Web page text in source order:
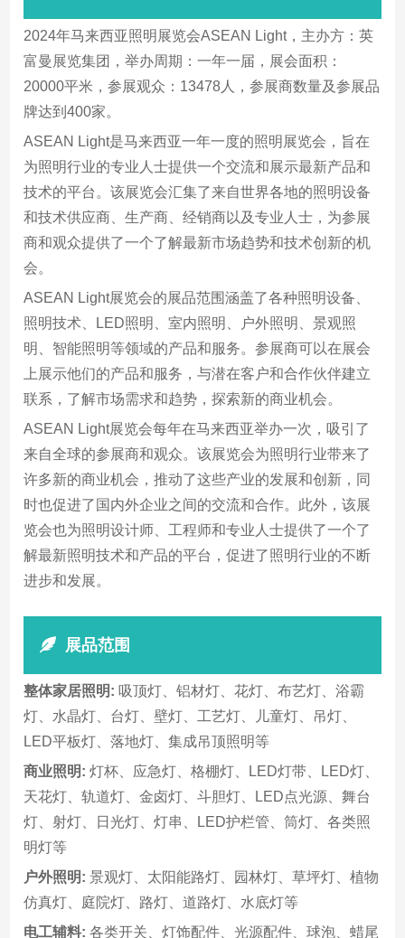
2024年马来西亚照明展览会ASEAN Light，主办方：英
富曼展览集团，举办周期：一年一届，展会面积：
20000平米，参展观众：13478人，参展商数量及参展品
牌达到400家。
ASEAN Light是马来西亚一年一度的照明展览会，旨在
为照明行业的专业人士提供一个交流和展示最新产品和
技术的平台。该展览会汇集了来自世界各地的照明设备
和技术供应商、生产商、经销商以及专业人士，为参展
商和观众提供了一个了解最新市场趋势和技术创新的机
会。
ASEAN Light展览会的展品范围涵盖了各种照明设备、
照明技术、LED照明、室内照明、户外照明、景观照
明、智能照明等领域的产品和服务。参展商可以在展会
上展示他们的产品和服务，与潜在客户和合作伙伴建立
联系，了解市场需求和趋势，探索新的商业机会。
ASEAN Light展览会每年在马来西亚举办一次，吸引了
来自全球的参展商和观众。该展览会为照明行业带来了
许多新的商业机会，推动了这些产业的发展和创新，同
时也促进了国内外企业之间的交流和合作。此外，该展
览会也为照明设计师、工程师和专业人士提供了一个了
解最新照明技术和产品的平台，促进了照明行业的不断
进步和发展。
展品范围
整体家居照明: 吸顶灯、铝材灯、花灯、布艺灯、浴霸
灯、水晶灯、台灯、壁灯、工艺灯、儿童灯、吊灯、
LED平板灯、落地灯、集成吊顶照明等
商业照明: 灯杯、应急灯、格棚灯、LED灯带、LED灯、
天花灯、轨道灯、金卤灯、斗胆灯、LED点光源、舞台
灯、射灯、日光灯、灯串、LED护栏管、筒灯、各类照
明灯等
户外照明: 景观灯、太阳能路灯、园林灯、草坪灯、植物
仿真灯、庭院灯、路灯、道路灯、水底灯等
电工辅料: 各类开关、灯饰配件、光源配件、球泡、蜡尾